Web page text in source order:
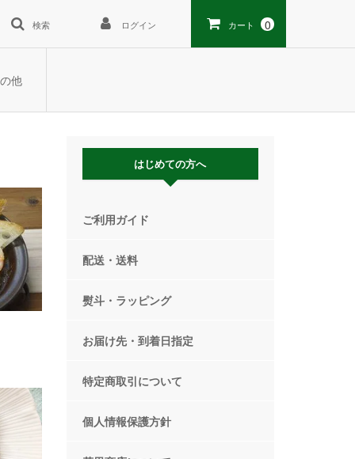
検索 ログイン カート 0
他
はじめての方へ
ご利用ガイド
配送・送料
熨斗・ラッピング
お届け先・到着日指定
特定商取引について
個人情報保護方針